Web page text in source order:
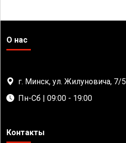
О нас
г. Минск, ул. Жилуновича, 7/5
Пн-Сб | 09:00 - 19:00
Контакты